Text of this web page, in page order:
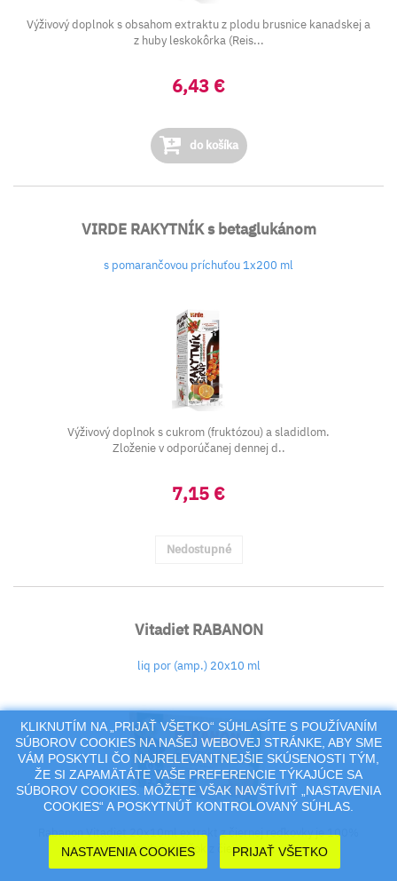
Výživový doplnok s obsahom extraktu z plodu brusnice kanadskej a
z huby leskokôrka (Reis...
6,43 €
do košíka
VIRDE RAKYTNÍK s betaglukánom
s pomarančovou príchuťou 1x200 ml
Výživový doplnok s cukrom (fruktózou) a sladidlom.
Zloženie v odporúčanej dennej d..
7,15 €
Nedostupné
Vitadiet RABANON
liq por (amp.) 20x10 ml
Rabanon Vitadiet 20x10ml extrakt z čiernej reďkovky je 100%
prírodný výťažok z čiernej re...
KLIKNUTÍM NA „PRIJAŤ VŠETKO“ SÚHLASÍTE S POUŽÍVANÍM
SÚBOROV COOKIES NA NAŠEJ WEBOVEJ STRÁNKE, ABY SME
VÁM POSKYTLI ČO NAJRELEVANTNEJŠIE SKÚSENOSTI TÝM,
ŽE SI ZAPAMÄTÁTE VAŠE PREFERENCIE TÝKAJÚCE SA
SÚBOROV COOKIES. MÔŽETE VŠAK NAVŠTÍVIŤ „NASTAVENIA
COOKIES“ A POSKYTNÚŤ KONTROLOVANÝ SÚHLAS.
NASTAVENIA COOKIES PRIJAŤ VŠETKO